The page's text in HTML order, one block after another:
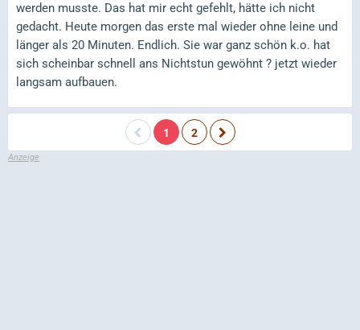
werden musste. Das hat mir echt gefehlt, hätte ich nicht
gedacht. Heute morgen das erste mal wieder ohne leine und
länger als 20 Minuten. Endlich. Sie war ganz schön k.o. hat
sich scheinbar schnell ans Nichtstun gewöhnt ? jetzt wieder
langsam aufbauen.
1 2